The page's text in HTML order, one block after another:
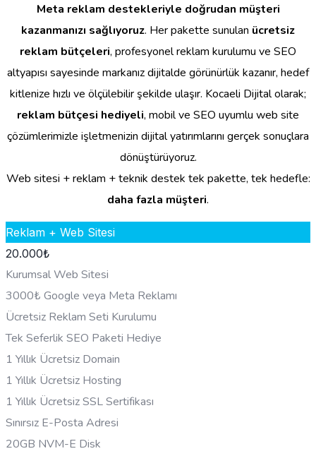
Meta reklam destekleriyle doğrudan müşteri
kazanmanızı sağlıyoruz. Her pakette sunulan ücretsiz
reklam bütçeleri, profesyonel reklam kurulumu ve SEO
altyapısı sayesinde markanız dijitalde görünürlük kazanır, hedef
kitlenize hızlı ve ölçülebilir şekilde ulaşır. Kocaeli Dijital olarak;
reklam bütçesi hediyeli, mobil ve SEO uyumlu web site
çözümlerimizle işletmenizin dijital yatırımlarını gerçek sonuçlara
dönüştürüyoruz.
Web sitesi + reklam + teknik destek tek pakette, tek hedefle:
daha fazla müşteri.
Reklam + Web Sitesi
20.000₺
Kurumsal Web Sitesi
3000₺ Google veya Meta Reklamı
Ücretsiz Reklam Seti Kurulumu
Tek Seferlik SEO Paketi Hediye
1 Yıllık Ücretsiz Domain
1 Yıllık Ücretsiz Hosting
1 Yıllık Ücretsiz SSL Sertifikası
Sınırsız E-Posta Adresi
20GB NVM-E Disk